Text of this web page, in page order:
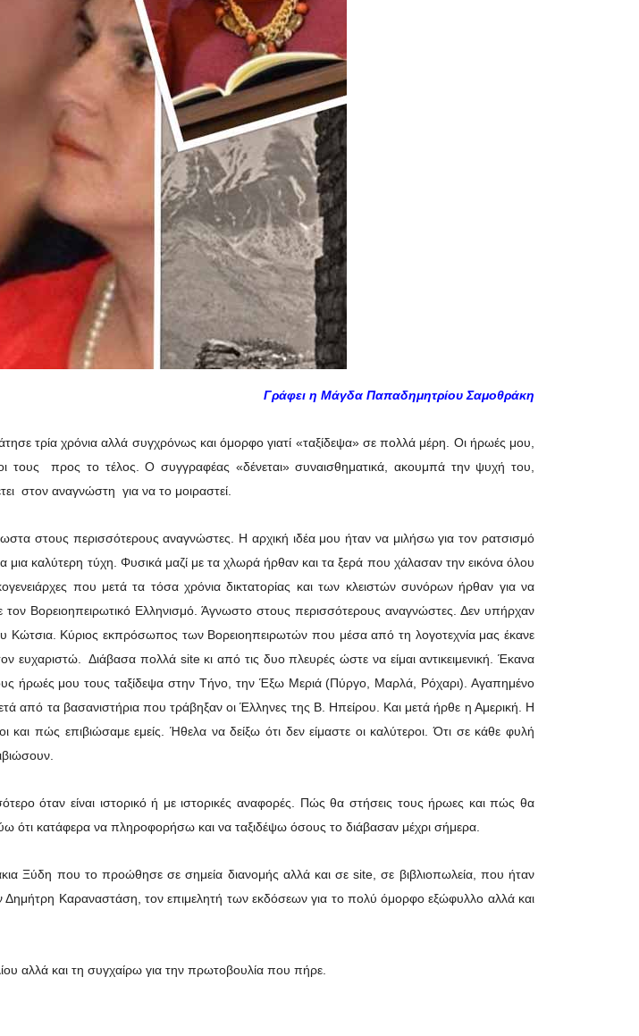
Γράφει η Μάγδα Παπαδημητρίου Σαμοθράκη
τρία χρόνια αλλά συγχρόνως και όμορφο γιατί «ταξίδεψα» σε πολλά μέρη. Οι ήρωές μου,
τους προς το τέλος. Ο συγγραφέας «δένεται» συναισθηματικά, ακουμπά την ψυχή του,
στον αναγνώστη για να το μοιραστεί.
στους περισσότερους αναγνώστες. Η αρχική ιδέα μου ήταν να μιλήσω για τον ρατσισμό
καλύτερη τύχη. Φυσικά μαζί με τα χλωρά ήρθαν και τα ξερά που χάλασαν την εικόνα όλου
που μετά τα τόσα χρόνια δικτατορίας και των κλειστών συνόρων ήρθαν για να
Βορειοηπειρωτικό Ελληνισμό. Άγνωστο στους περισσότερους αναγνώστες. Δεν υπήρχαν
Κώτσια. Κύριος εκπρόσωπος των Βορειοηπειρωτών που μέσα από τη λογοτεχνία μας έκανε
Διάβασα πολλά site κι από τις δυο πλευρές ώστε να είμαι αντικειμενική. Έκανα
ήρωές μου τους ταξίδεψα στην Τήνο, την Έξω Μεριά (Πύργο, Μαρλά, Ρόχαρι). Αγαπημένο
από τα βασανιστήρια που τράβηξαν οι Έλληνες της Β. Ηπείρου. Και μετά ήρθε η Αμερική. Η
και πώς επιβιώσαμε εμείς. Ήθελα να δείξω ότι δεν είμαστε οι καλύτεροι. Ότι σε κάθε φυλή
όταν είναι ιστορικό ή με ιστορικές αναφορές. Πώς θα στήσεις τους ήρωες και πώς θα
ότι κατάφερα να πληροφορήσω και να ταξιδέψω όσους το διάβασαν μέχρι σήμερα.
Ξύδη που το προώθησε σε σημεία διανομής αλλά και σε site, σε βιβλιοπωλεία, που ήταν
Καραναστάση, τον επιμελητή των εκδόσεων για το πολύ όμορφο εξώφυλλο αλλά και
αλλά και τη συγχαίρω για την πρωτοβουλία που πήρε.